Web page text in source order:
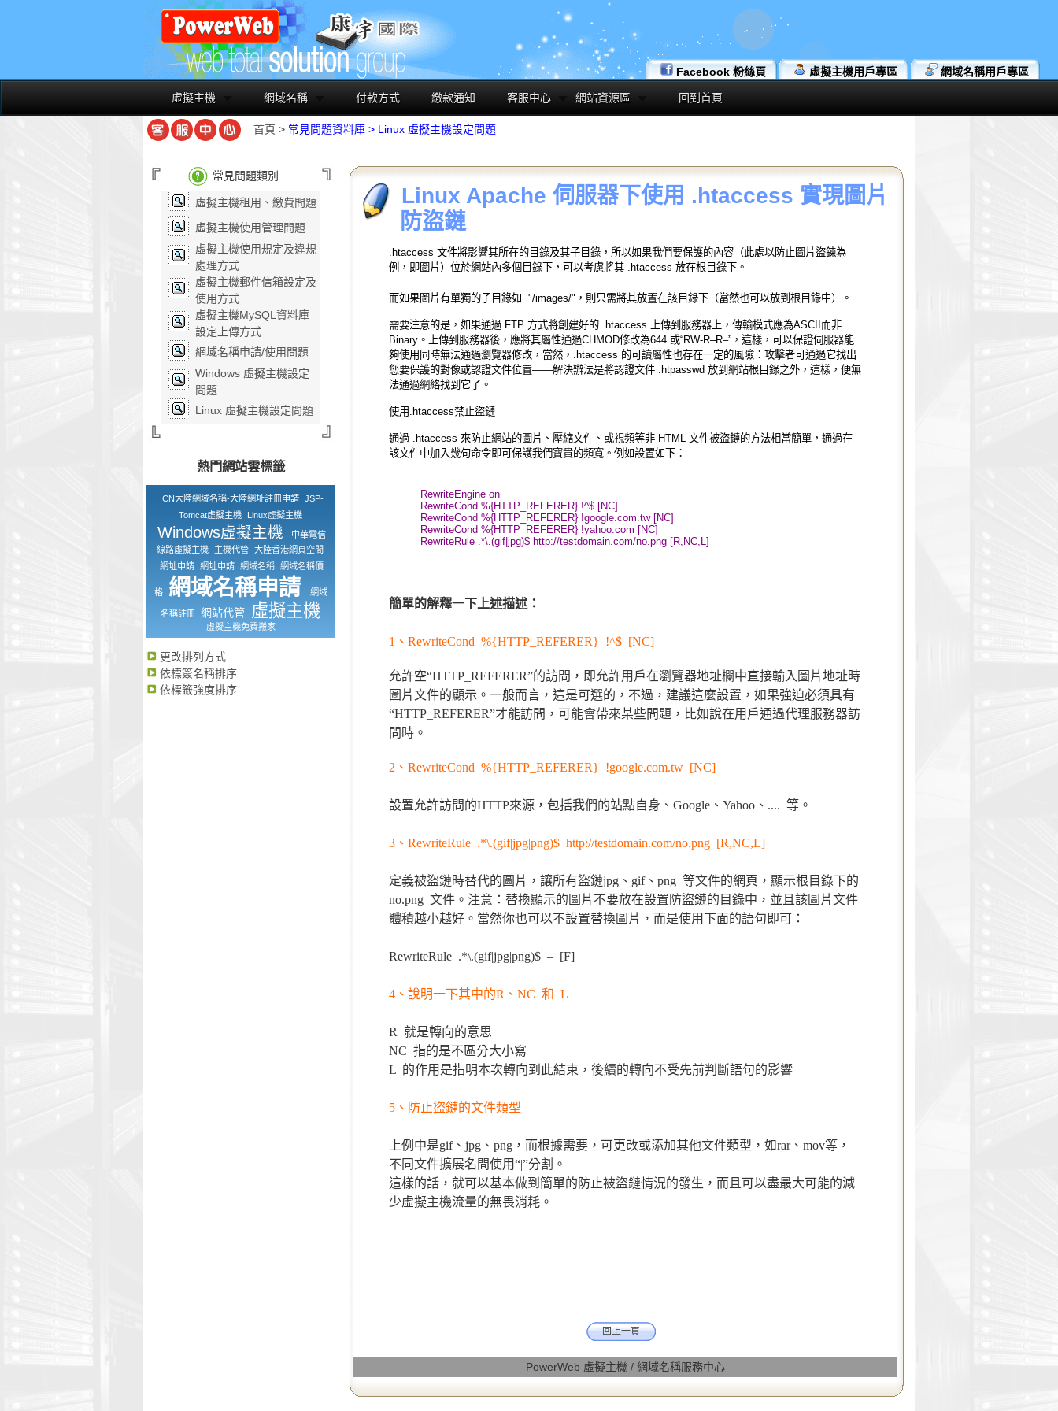
網域名稱用戶專區
虛擬主機用戶專區
Facebook 粉絲頁
虛擬主機 網域名稱 付款方式 繳款通知 客服中心 網站資源區 回到首頁
首頁 > 常見問題資料庫 > Linux 虛擬主機設定問題
常見問題類別
虛擬主機租用、繳費問題
虛擬主機使用管理問題
虛擬主機使用規定及違規
處理方式
虛擬主機郵件信箱設定及
使用方式
虛擬主機MySQL資料庫
設定上傳方式
網域名稱申請/使用問題
Windows 虛擬主機設定
問題
Linux 虛擬主機設定問題
熱門網站雲標籤
.CN大陸網域名稱-大陸網址註冊申請 JSP-
Tomcat虛擬主機
Linux虛擬主機
Windows虛擬主機
中華電信
線路虛擬主機
主機代管 大陸香港網頁空間
網址申請 網址申請 網域名稱 網域名稱價
格 網域名稱申請 網域
名稱註冊 網站代管 虛擬主機
虛擬主機免費搬家
更改排列方式
依標簽名稱排序
依標籤強度排序
Linux Apache 伺服器下使用 .htaccess 實現圖片
防盜鏈
.htaccess 文件將影響其所在的目錄及其子目錄，所以如果我們要保護的內容（此處以防止圖片盜鍊為
例，即圖片）位於網站內多個目錄下，可以考慮將其 .htaccess 放在根目錄下。
而如果圖片有單獨的子目錄如 "/images/"，則只需將其放置在該目錄下（當然也可以放到根目錄中）。
需要注意的是，如果通過 FTP 方式將創建好的 .htaccess 上傳到服務器上，傳輸模式應為ASCII而非
Binary。
上傳到服務器後，應將其屬性通過CHMOD修改為644 或“RW-R–R–”，這樣，可以保證伺服器能
夠使用同時無法通過瀏覽器修改，當然，.htaccess 的可讀屬性也存在一定的風險：攻擊者可通過它找出
您要保護的對像或認證文件位置——解決辦法是將認證文件 .htpasswd 放到網站根目錄之外，這樣，便無
法通過網絡找到它了。
使用.htaccess禁止盜鏈
通過 .htaccess 來防止網站的圖片、壓縮文件、或視頻等非 HTML 文件被盜鏈的方法相當簡單，通過在
該文件中加入幾句命令即可保護我們寶貴的頻寬。 例如設置如下：
RewriteEngine on
RewriteCond %{HTTP_REFERER} !^$ [NC]
RewriteCond %{HTTP_REFERER} !google.com.tw [NC]
RewriteCond %{HTTP_REFERER} !yahoo.com [NC]
RewriteRule .*\.(gif|jpg)$ http://testdomain.com/no.png [R,NC,L]
簡單的解釋一下上述描述：
1、RewriteCond %{HTTP_REFERER} !^$ [NC]
允許空“HTTP_REFERER”的訪問，即允許用戶在瀏覽器地址欄中直接輸入圖片地址時
圖片文件的顯示。一般而言，這是可選的，不過，建議這麼設置，如果強迫必須具有
“HTTP_REFERER”才能訪問，可能會帶來某些問題，比如說在用戶通過代理服務器訪
問時。
2、RewriteCond %{HTTP_REFERER} !google.com.tw [NC]
設置允許訪問的HTTP來源，包括我們的站點自身、Google、Yahoo、.... 等。
3、RewriteRule .*\.(gif|jpg|png)$ http://testdomain.com/no.png [R,NC,L]
定義被盜鏈時替代的圖片，讓所有盜鏈jpg、gif、png 等文件的網頁，顯示根目錄下的
no.png 文件。注意：替換顯示的圖片不要放在設置防盜鏈的目錄中，並且該圖片文件
體積越小越好。當然你也可以不設置替換圖片，而是使用下面的語句即可：
RewriteRule .*\.(gif|jpg|png)$ – [F]
4、說明一下其中的R、NC 和 L
R 就是轉向的意思
NC 指的是不區分大小寫
L 的作用是指明本次轉向到此結束，後續的轉向不受先前判斷語句的影響
5、防止盜鏈的文件類型
上例中是gif、jpg、png，而根據需要，可更改或添加其他文件類型，如rar、mov等，
不同文件擴展名間使用“|”分割。
這樣的話，就可以基本做到簡單的防止被盜鏈情況的發生，而且可以盡最大可能的減
少虛擬主機流量的無畏消耗。
回上一頁
PowerWeb 虛擬主機 / 網域名稱服務中心